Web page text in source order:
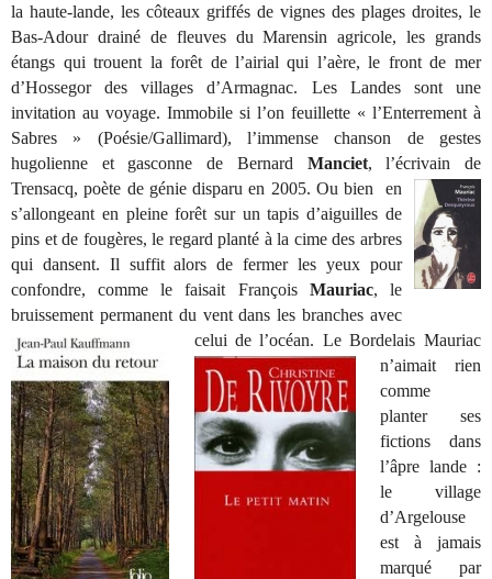
la haute-lande, les côteaux griffés de vignes des plages droites, le
Bas-Adour drainé de fleuves du Marensin agricole, les grands
étangs qui trouent la forêt de l’airial qui l’aère, le front de mer
d’Hossegor des villages d’Armagnac. Les Landes sont une
invitation au voyage. Immobile si l’on feuillette « l’Enterrement à
Sabres » (Poésie/Gallimard), l’immense chanson de gestes
hugolienne et gasconne de Bernard Manciet, l’écrivain de
Trensacq, poète de génie disparu en 2005. Ou bien en
s’allongeant en pleine forêt sur un tapis d’aiguilles de
pins et de fougères, le regard planté à la cime des arbres
qui dansent. Il suffit alors de fermer les yeux pour
confondre, comme le faisait François Mauriac, le
bruissement permanent du vent dans les branches avec
celui de l’océan. LeBordelais Mauriac
n’aimait rien
comme
planter ses
fictions dans
l’âpre lande :
le village
d’Argelouse
est à jamais
marqué par